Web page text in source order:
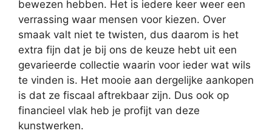
bewezen hebben. Het is iedere keer weer een
verrassing waar mensen voor kiezen. Over
smaak valt niet te twisten, dus daarom is het
extra fijn dat je bij ons de keuze hebt uit een
gevarieerde collectie waarin voor ieder wat wils
te vinden is. Het mooie aan dergelijke aankopen
is dat ze fiscaal aftrekbaar zijn. Dus ook op
financieel vlak heb je profijt van deze
kunstwerken.